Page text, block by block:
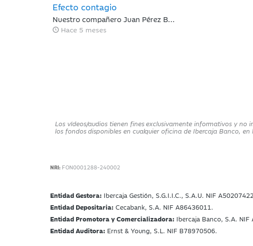
Efecto contagio
Nuestro compañero Juan Pérez Bonilla de Area de Negocio, repasa una semana en la que el mercado resiste tras estar condicionado por el 'efecto contagio' entre el oro y el bitcoin, los anuncios de fuertes incrementos en el CAPEX de IA y la nominación de Warsh a la presidencia de la Fed.
Hace 5 meses
Los vídeos/audios tienen fines exclusivamente informativos y
los fondos disponibles en cualquier oficina de Ibercaja Banco,
NRI: FON0001288-240002
Entidad Gestora: Ibercaja Gestión, S.G.I.I.C., S.A.U. NIF A50207422.
Entidad Depositaria: Cecabank, S.A. NIF A86436011.
Entidad Promotora y Comercializadora: Ibercaja Banco, S.A. NIF
Entidad Auditora: Ernst & Young, S.L. NIF B78970506.